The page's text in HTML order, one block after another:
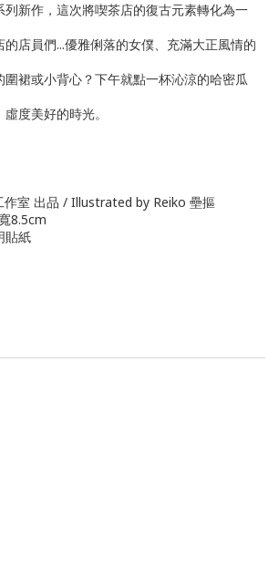
列新作，這次將喫茶店的復古元素轉化為一
店員們...優雅俐落的女僕、充滿大正風情的
圍裙或小背心？下午就點一杯沁涼的哈密瓜
度美好的時光。
作室 出品 / Illustrated by Reiko 壘摳
8.5cm
貼紙